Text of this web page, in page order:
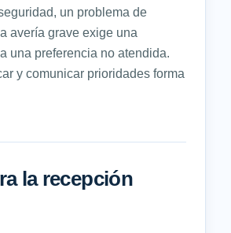
un problema de
avería grave exige una
una preferencia no atendida.
y comunicar prioridades forma
la recepción